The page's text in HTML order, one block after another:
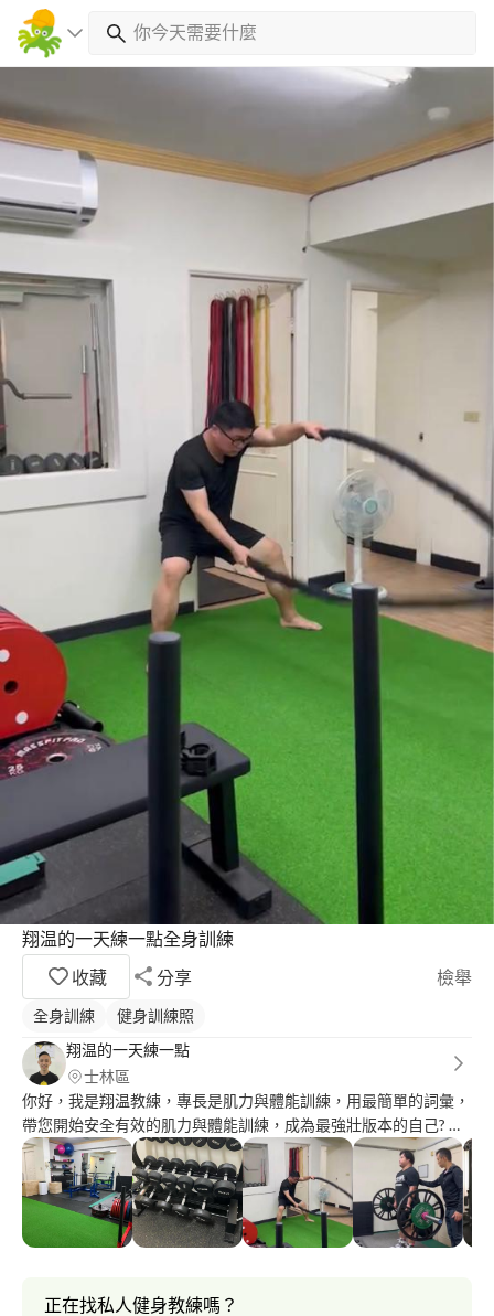
翔温的一天練一點全身訓練
收藏
分享 檢舉
全身訓練
健身訓練照
翔温的一天練一點
士林區
你好，我是翔温教練，專長是肌力與體能訓練，用最簡單的詞彙，
帶您開始安全有效的肌力與體能訓練，成為最強壯版本的自己? 您
也可以評估教練適不適合您，請在臉書和IG等社群媒體搜尋「翔温
的一天練一點」? 服務客群：樂齡抗老化肌力訓練、孕產婦體能訓
練、女性健身、肌力與體能訓練 資歷： 怪獸訓練抗老化肌力及體
能教練 怪獸訓練C級肌力及體能教練 中華民國健力B級裁判/教練
中華民國健身協會-樂齡運動指導員 TMSA-特殊族群訓練研習 台灣
FTS) Level up烏烏醫師-孕婦運動指導教練研習 桃力 健力推廣團隊
正在找私人健身教練嗎？